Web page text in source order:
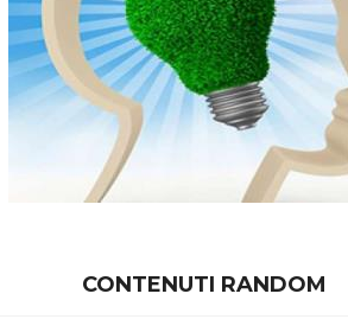
CONTENUTI RANDOM